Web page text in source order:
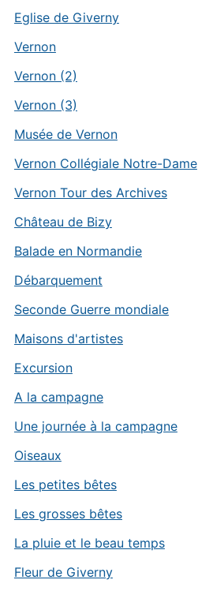
Eglise de Giverny
Vernon
Vernon (2)
Vernon (3)
Musée de Vernon
Vernon Collégiale Notre-Dame
Vernon Tour des Archives
Château de Bizy
Balade en Normandie
Débarquement
Seconde Guerre mondiale
Maisons d'artistes
Excursion
A la campagne
Une journée à la campagne
Oiseaux
Les petites bêtes
Les grosses bêtes
La pluie et le beau temps
Fleur de Giverny